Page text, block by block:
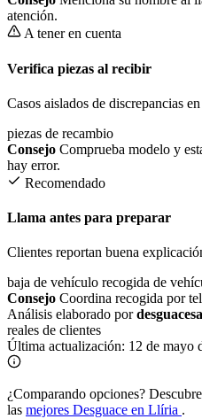
atención.
A tener en cuenta
Verifica piezas al recibir
Casos aislados de discrepancias
piezas de recambio
Consejo Comprueba modelo y
hay error.
Recomendado
Llama antes para preparar
Clientes reportan buena
baja de vehículo recogida de
Consejo Coordina recogida por
Análisis elaborado por
reales de clientes
Última actualización: 12 de mayo
¿Comparando opciones?
las mejores Desguace en Llíria .